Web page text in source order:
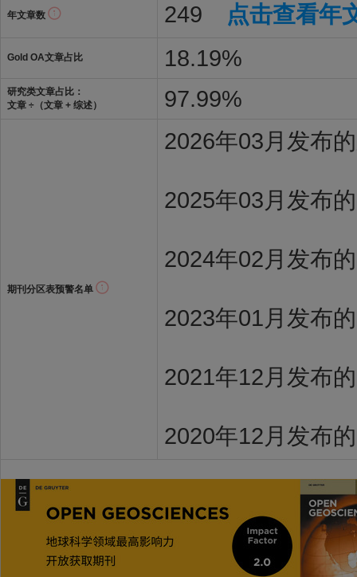
年文章数 249 点击查看年
Gold OA文章占比 18.19%
研究类文章占比：
文章 ÷（文章 + 综述）
97.99%
期刊分区表预警名单
2026年03月发布
2025年03月发布
2024年02月发布
2023年01月发布
2021年12月发布
2020年12月发布